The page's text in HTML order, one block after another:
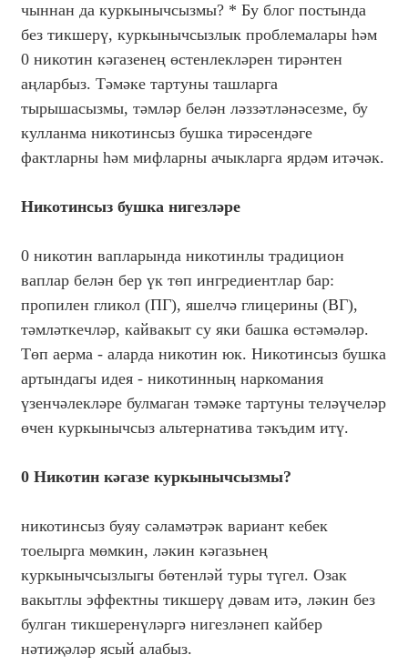
чыннан да куркынычсызмы? * Бу блог постында
без тикшерү, куркынычсызлык проблемалары һәм
0 никотин кәгазенең өстенлекләрен тирәнтен
аңларбыз. Тәмәке тартуны ташларга
тырышасызмы, тәмләр белән ләззәтләнәсезме, бу
кулланма никотинсыз бушка тирәсендәге
фактларны һәм мифларны ачыкларга ярдәм итәчәк.
Никотинсыз бушка нигезләре
0 никотин вапларында никотинлы традицион
ваплар белән бер үк төп ингредиентлар бар:
пропилен гликол (ПГ), яшелчә глицерины (ВГ),
тәмләткечләр, кайвакыт су яки башка өстәмәләр.
Төп аерма - аларда никотин юк. Никотинсыз бушка
артындагы идея - никотинның наркомания
үзенчәлекләре булмаган тәмәке тартуны теләүчеләр
өчен куркынычсыз альтернатива тәкъдим итү.
0 Никотин кәгазе куркынычсызмы?
никотинсыз буяу сәламәтрәк вариант кебек
тоелырга мөмкин, ләкин кәгазьнең
куркынычсызлыгы бөтенләй туры түгел. Озак
вакытлы эффектны тикшерү дәвам итә, ләкин без
булган тикшеренүләргә нигезләнеп кайбер
нәтиҗәләр ясый алабыз.